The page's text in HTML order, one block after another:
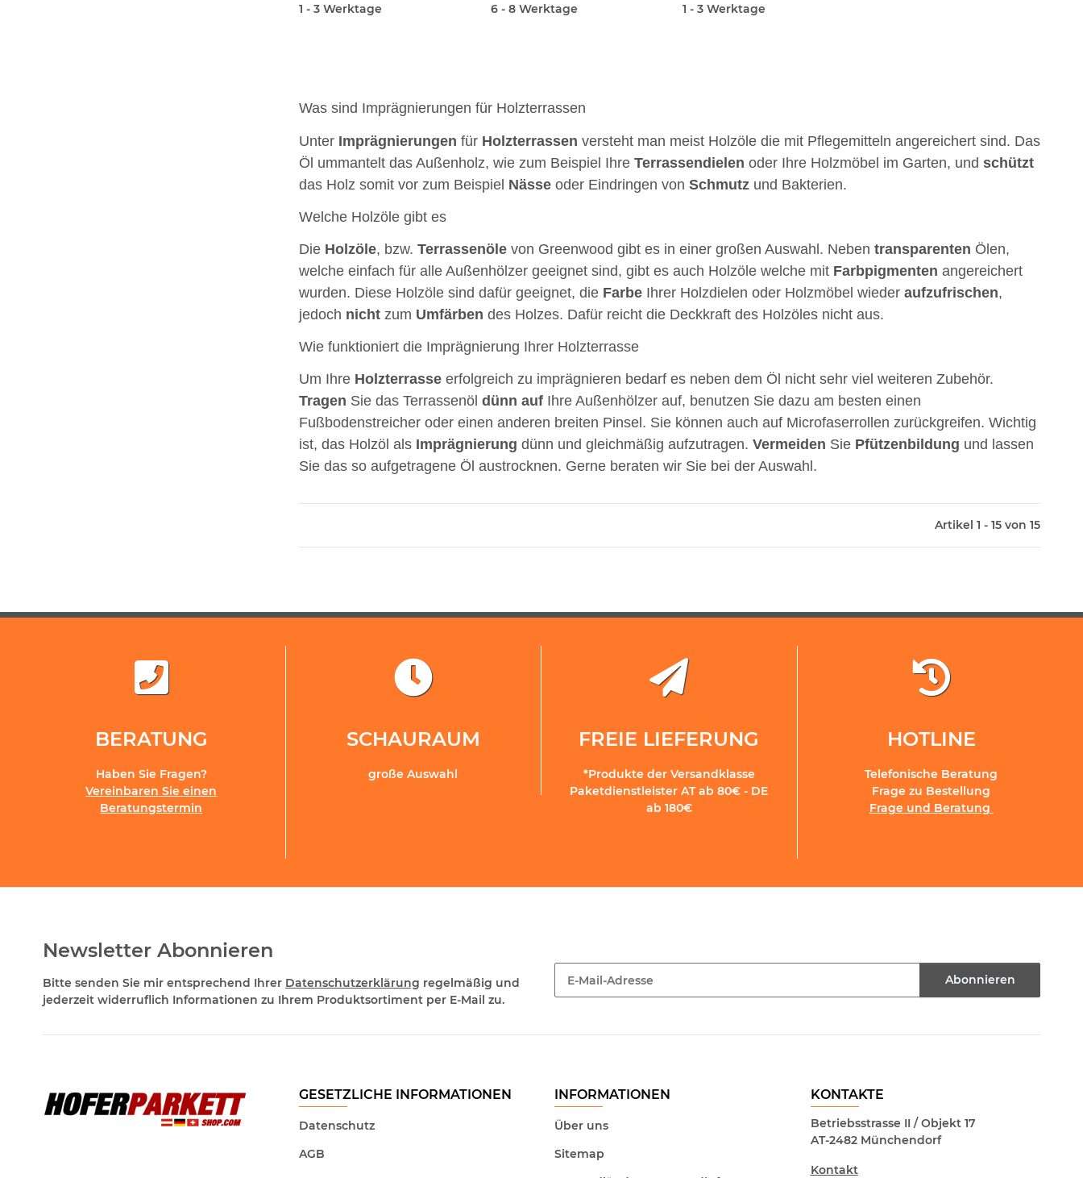
1 - 3 Werktage
6 - 8 Werktage
1 - 3 Werktage
Was sind Imprägnierungen für Holzterrassen
Unter Imprägnierungen für Holzterrassen versteht man meist Holzöle die mit Pflegemitteln angereichert sind. Das
Öl ummantelt das Außenholz, wie zum Beispiel Ihre Terrassendielen oder Ihre Holzmöbel im Garten, und schützt
das Holz somit vor zum Beispiel Nässeoder Eindringen von Schmutzund Bakterien.
Welche Holzöle gibt es
Die Holzöle, bzw. Terrassenölevon Greenwood gibt es in einer großen Auswahl. Neben transparenten Ölen,
welche einfach für alle Außenhölzer geeignet sind, gibt es auch Holzöle welche mit Farbpigmenten angereichert
wurden. Diese Holzöle sind dafür geeignet, die FarbeIhrer Holzdielen oder Holzmöbel wieder aufzufrischen,
jedoch nichtzum Umfärben des Holzes. Dafür reicht die Deckkraft des Holzöles nicht aus.
Wie funktioniert die Imprägnierung Ihrer Holzterrasse
Um Ihre Holzterrasseerfolgreich zu imprägnieren bedarf es neben dem Öl nicht sehr viel weiteren Zubehör.
Tragen Sie das Terrassenöl dünn aufIhre Außenhölzer auf, benutzen Sie dazu am besten einen
Fußbodenstreicher oder einen anderen breiten Pinsel. Sie können auch auf Microfaserrollen zurückgreifen. Wichtig
ist, das Holzöl als Imprägnierung dünn und gleichmäßig aufzutragen. Vermeiden Sie Pfützenbildung und lassen
Sie das so aufgetragene Öl austrocknen. Gerne beraten wir Sie bei der Auswahl.
Artikel 1 - 15 von 15
BERATUNG
Haben Sie Fragen?
Vereinbaren Sie einen
Beratungstermin
SCHAURAUM
große Auswahl
FREIE LIEFERUNG
*Produkte der Versandklasse
Paketdienstleister AT ab 80€ - DE
ab 180€
HOTLINE
Telefonische Beratung
Frage zu Bestellung
Frage und Beratung
Newsletter Abonnieren
Bitte senden Sie mir entsprechend Ihrer Datenschutzerklärung regelmäßig und
jederzeit widerruflich Informationen zu Ihrem Produktsortiment per E-Mail zu.
Abonnieren
GESETZLICHE INFORMATIONEN
Datenschutz
AGB
INFORMATIONEN
Über uns
Sitemap
KONTAKTE
Betriebsstrasse II / Objekt 17
AT-2482 Münchendorf
Kontakt